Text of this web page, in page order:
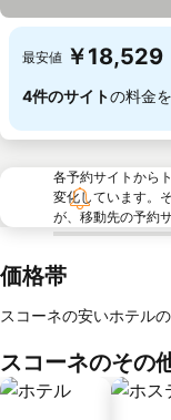
最安値 ￥18,529
4件のサイトの料金
各予約サイトから
変化しています。
が、移動先の予約
価格帯
スコーネの安いホテル
スコーネのその